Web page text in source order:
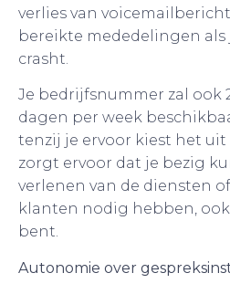
verlies van
bereikte mededelingen
crasht.
Je bedrijfsnummer zal ook
dagen per week
tenzij je ervoor kiest het uit
zorgt ervoor dat je bezig
verlenen van de diensten
klanten nodig hebben,
bent.
Autonomie over